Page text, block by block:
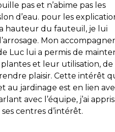
pas et n’abime pas les
d’eau. pour les
hauteur du fauteuil, je lui
Mon
Luc lui a permis de
plantes et leur utilisation, de
plaisir. Cette intérêt
au jardinage est en lien
avec l’équipe, j’ai
centres d’intérêt.